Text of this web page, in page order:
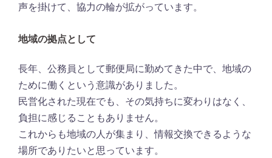
声を掛けて、協力の輪が拡がっています。
地域の拠点として
長年、公務員として郵便局に勤めてきた中で、地域の
ために働くという意識がありました。
民営化された現在でも、その気持ちに変わりはなく、
負担に感じることもありません。
これからも地域の人が集まり、情報交換できるような
場所でありたいと思っています。